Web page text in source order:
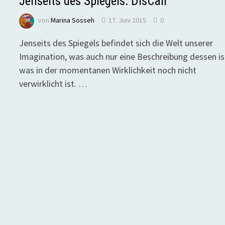
vonMarina Sosseh 17. Juni 2015 0
Jenseits des Spiegels befindet sich die Welt unserer
Imagination, was auch nur eine Beschreibung dessen
was in der momentanen Wirklichkeit noch nicht
verwirklicht ist. …